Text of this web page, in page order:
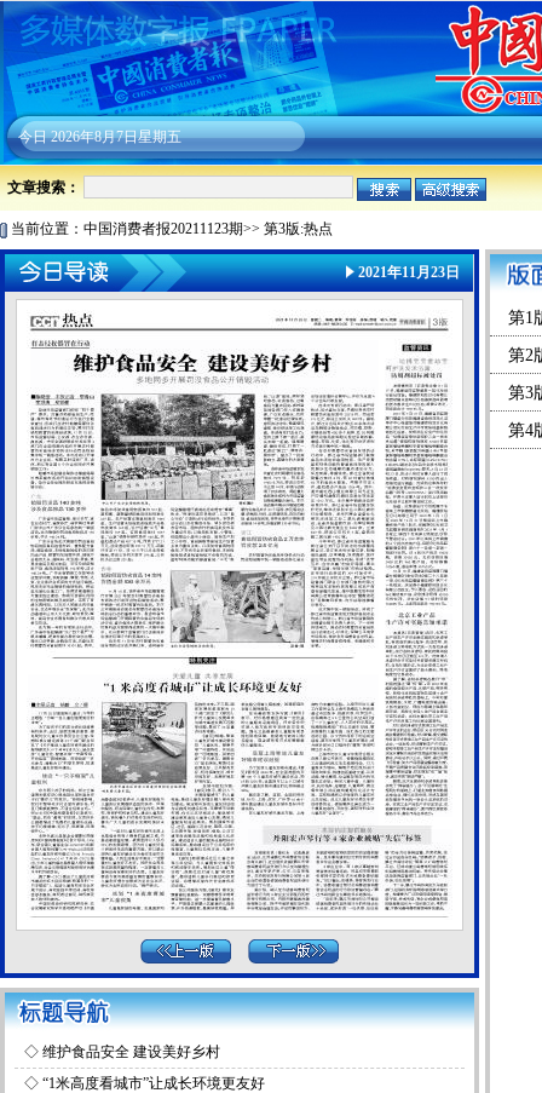
今日2026年8月7日星期五
文章搜索：
当前位置： 中国消费者报20211123期>> 第3版:热点
2021年11月23日
◇ 维护食品安全 建设美好乡村
◇ “1米高度看城市”让成长环境更友好
第1
第2
第3
第4